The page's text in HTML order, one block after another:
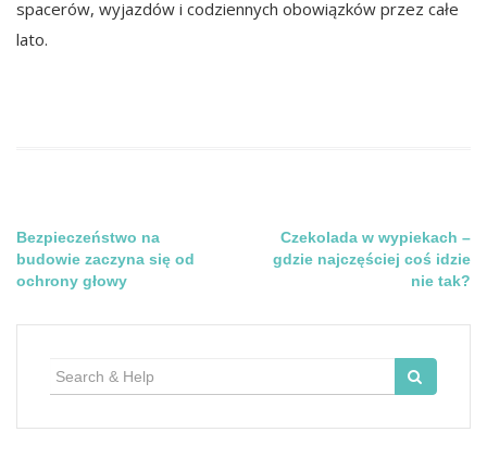
spacerów, wyjazdów i codziennych obowiązków przez całe
lato.
Nawigacja
wpisu
Bezpieczeństwo na
budowie zaczyna się od
ochrony głowy
Czekolada w wypiekach –
gdzie najczęściej coś idzie
nie tak?